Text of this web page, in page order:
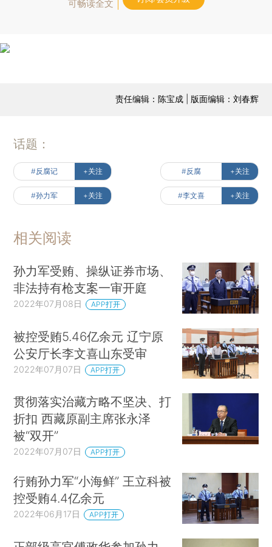
可畅读全文
责任编辑：陈宝成 | 版面编辑：刘春辉
话题：
#反腐记 +关注 #反腐 +关注
#孙力军 +关注 #李文喜 +关注
相关阅读
孙力军受贿、操纵证券市场、
非法持有枪支案一审开庭
2022年07月08日 APP打开
被控受贿5.46亿余元 辽宁原
公安厅长李文喜山东受审
2022年07月07日 APP打开
贯彻落实治藏方略不坚决、打
折扣 西藏原副主席张永泽
被“双开”
2022年07月07日 APP打开
行贿孙力军“小海鲜” 王立科被
控受贿4.4亿余元
2022年06月17日 APP打开